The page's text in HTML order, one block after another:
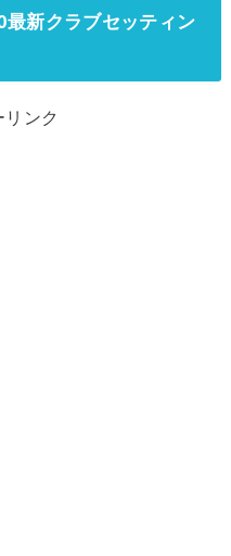
新クラブセッティン
ンク